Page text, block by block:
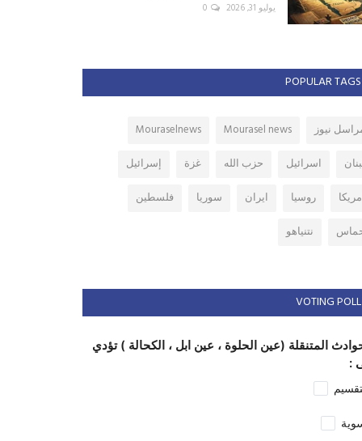
يوليو 31, 2026 0
POPULAR TAGS
نيوز Mourasel news
Mouraselnews
اسرائيل حزب الله غزة
إسرائيل
روسيا ايران سوريا
فلسطين
نتنياهو
VOTING POLL
المتنقلة (عين الحلوة ، عين ابل ، الكحالة ) تؤدي
: